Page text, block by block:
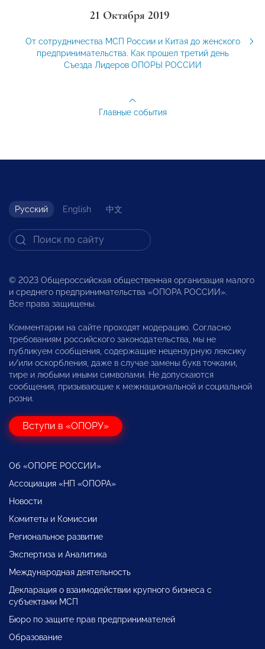
21 Октября 2019
От сотрудничества МСП России и Китая до женского
предпринимательства. Как прошел третий день
Съезда Лидеров ОПОРЫ РОССИИ
Главные события
Русский English 中文
© 2023 Общероссийская общественная организация малого
и среднего предпринимательства «ОПОРА РОССИИ».
Все права защищены.
Комментарии на сайте проходят модерацию. Согласно
требованиям российского законодательства, мы не
публикуем сообщения, содержащие нецензурную лексику
и/или оскорбления, даже в случае замены букв точками,
тире и любыми иными символами. Не допускаются
сообщения, призывающие к межнациональной и социальной
розни.
Вступи в «ОПОРУ»
Об «ОПОРЕ РОССИИ»
Ассоциация «НП «ОПОРА»
Новости
Комитеты и Комиссии
Региональное развитие
Экспертиза и Аналитика
Международная деятельность
Декларация о взаимодействии крупного бизнеса с
субъектами МСП
Бюро по защите прав предпринимателей
Образование